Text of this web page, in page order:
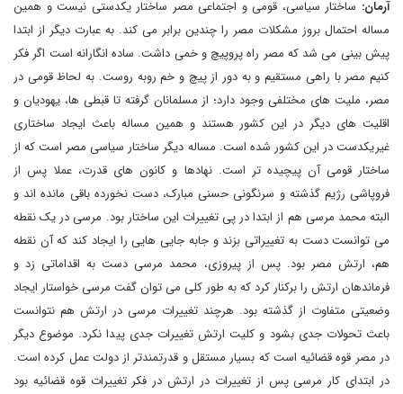
آرمان: ساختار سیاسی، قومی و اجتماعی مصر ساختار یکدستی نیست و همین
مساله احتمال بروز مشکلات مصر را چندین برابر می کند. به عبارت دیگر از ابتدا
پیش بینی می شد که مصر راه پروپیچ و خمی داشت. ساده انگارانه است اگر فکر
کنیم مصر با راهی مستقیم و به دور از پیچ و خم روبه روست. به لحاظ قومی در
مصر، ملیت های مختلفی وجود دارد؛ از مسلمانان گرفته تا قبطی ها، یهودیان و
اقلیت های دیگر در این کشور هستند و همین مساله باعث ایجاد ساختاری
غیریکدست در این کشور شده است. مساله دیگر ساختار سیاسی مصر است که از
ساختار قومی آن پیچیده تر است. نهادها و کانون های قدرت، عملا پس از
فروپاشی رژیم گذشته و سرنگونی حسنی مبارک، دست نخورده باقی مانده اند و
البته محمد مرسی هم از ابتدا در پی تغییرات این ساختار بود. مرسی در یک نقطه
می توانست دست به تغییراتی بزند و جابه جایی هایی را ایجاد کند که آن نقطه
هم، ارتش مصر بود. پس از پیروزی، محمد مرسی دست به اقداماتی زد و
فرماندهان ارتش را برکنار کرد که به طور کلی می توان گفت مرسی خواستار ایجاد
وضعیتی متفاوت از گذشته بود. هرچند تغییرات مرسی در ارتش هم نتوانست
باعث تحولات جدی بشود و کلیت ارتش تغییرات جدی پیدا نکرد. موضوع دیگر
در مصر قوه قضائیه است که بسیار مستقل و قدرتمندتر از دولت عمل کرده است.
در ابتدای کار مرسی پس از تغییرات در ارتش در فکر تغییرات قوه قضائیه بود